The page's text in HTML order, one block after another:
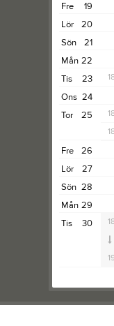
19
Fre
20
Lör
21
Sön
22
Mån
23
Tis
24
Ons
25
Tor
26
Fre
27
Lör
28
Sön
29
Mån
30
Tis